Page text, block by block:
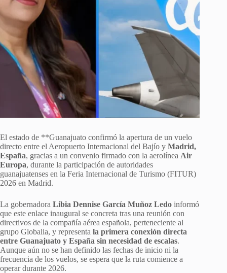
El estado de **Guanajuato confirmó la apertura de un vuelo
directo entre el Aeropuerto Internacional del Bajío y Madrid,
España, gracias a un convenio firmado con la aerolínea Air
Europa, durante la participación de autoridades
guanajuatenses en la Feria Internacional de Turismo (FITUR)
2026 en Madrid.
La gobernadora Libia Dennise García Muñoz Ledo informó
que este enlace inaugural se concreta tras una reunión con
directivos de la compañía aérea española, perteneciente al
grupo Globalia, y representa la primera conexión directa
entre Guanajuato y España sin necesidad de escalas.
Aunque aún no se han definido las fechas de inicio ni la
frecuencia de los vuelos, se espera que la ruta comience a
operar durante 2026.